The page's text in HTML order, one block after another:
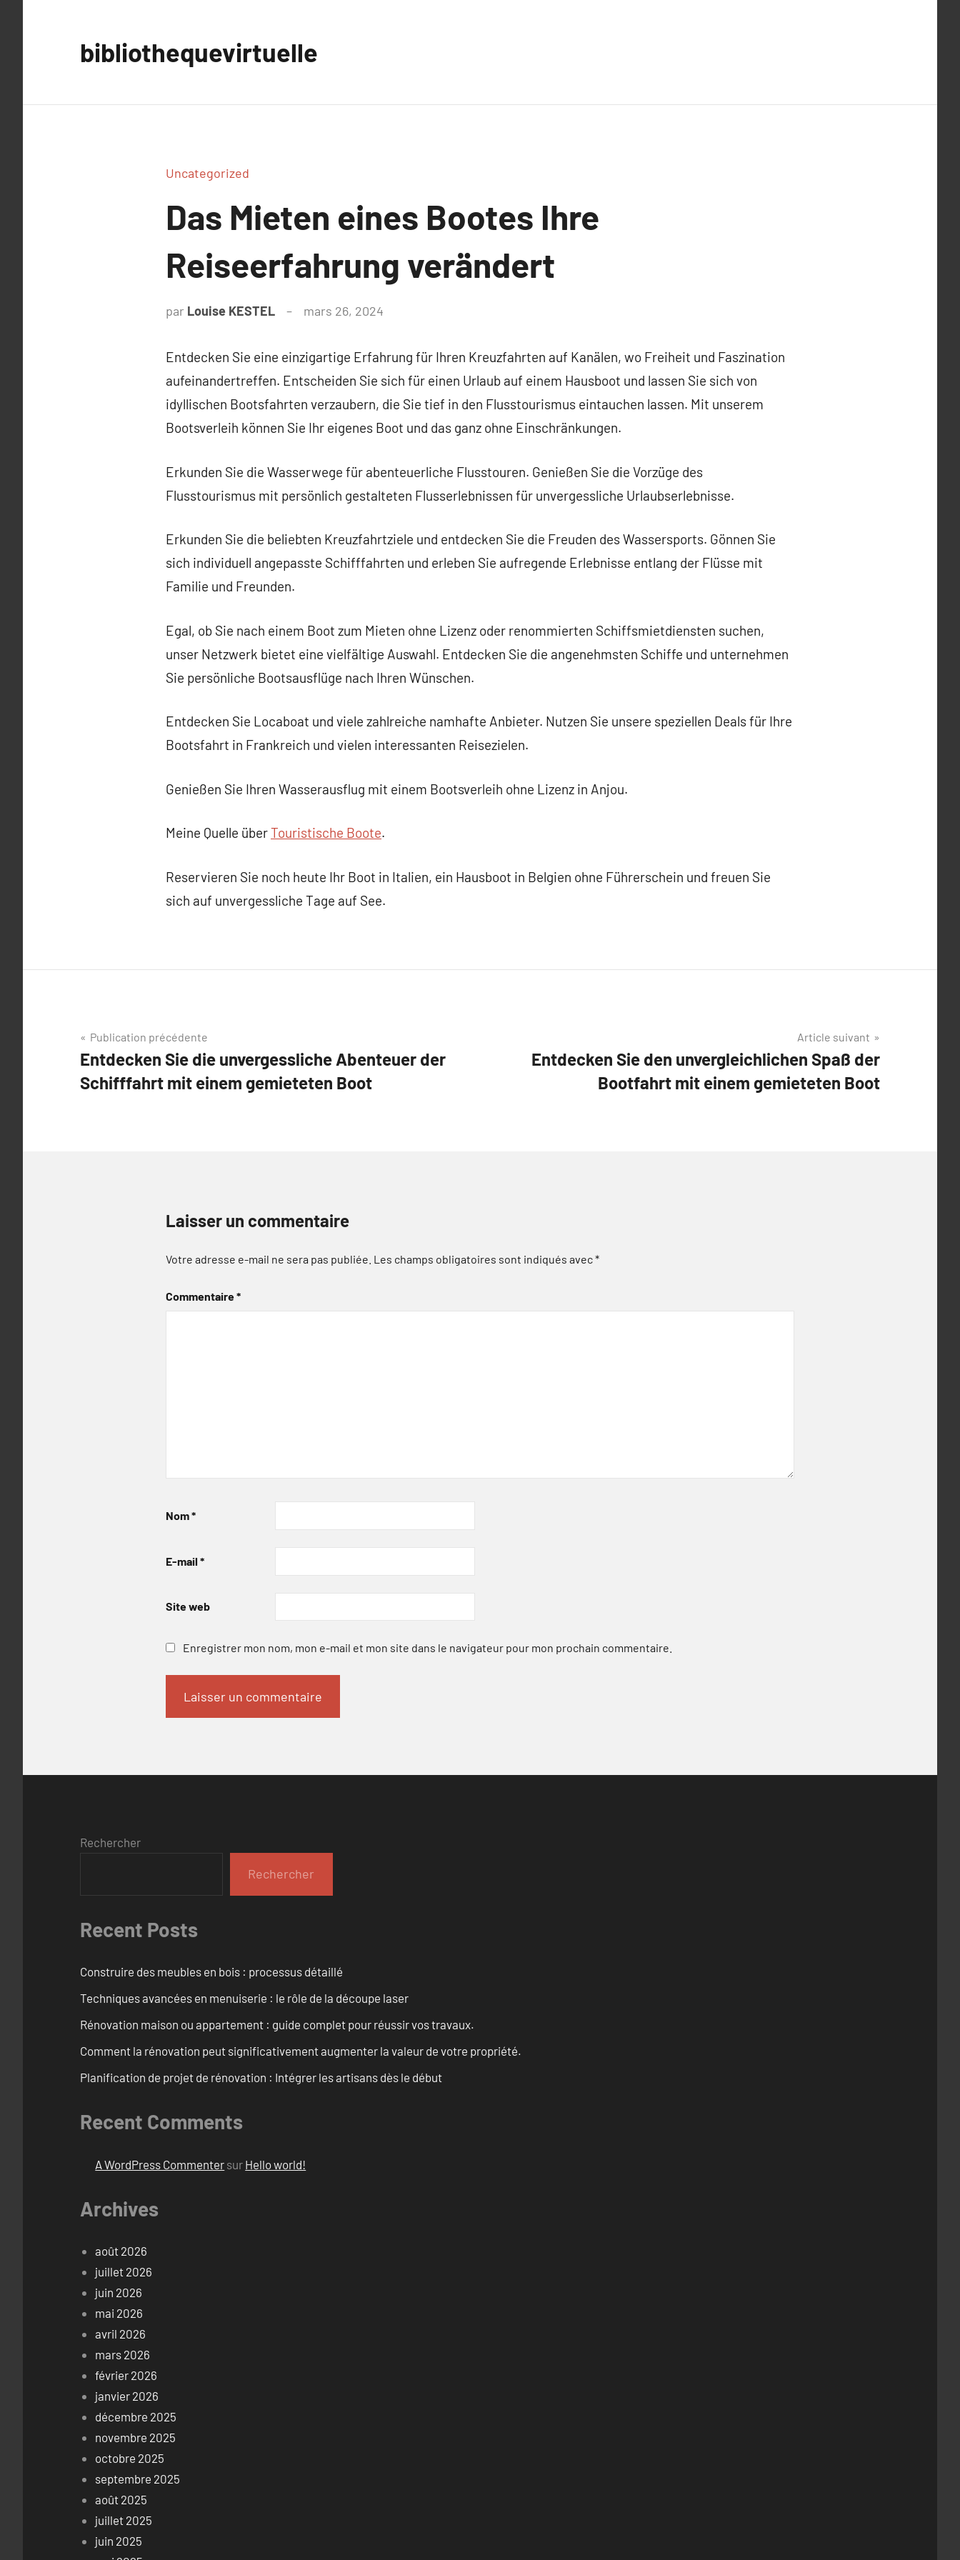
bibliothequevirtuelle
Uncategorized
Das Mieten eines Bootes Ihre
Reiseerfahrung verändert
par Louise KESTEL mars 26, 2024
Entdecken Sie eine einzigartige Erfahrung für Ihren Kreuzfahrten auf Kanälen, wo Freiheit und Faszination
aufeinandertreffen. Entscheiden Sie sich für einen Urlaub auf einem Hausboot und lassen Sie sich von
idyllischen Bootsfahrten verzaubern, die Sie tief in den Flusstourismus eintauchen lassen. Mit unserem
Bootsverleih können Sie Ihr eigenes Boot und das ganz ohne Einschränkungen.
Erkunden Sie die Wasserwege für abenteuerliche Flusstouren. Genießen Sie die Vorzüge des
Flusstourismus mit persönlich gestalteten Flusserlebnissen für unvergessliche Urlaubserlebnisse.
Erkunden Sie die beliebten Kreuzfahrtziele und entdecken Sie die Freuden des Wassersports. Gönnen Sie
sich individuell angepasste Schifffahrten und erleben Sie aufregende Erlebnisse entlang der Flüsse mit
Familie und Freunden.
Egal, ob Sie nach einem Boot zum Mieten ohne Lizenz oder renommierten Schiffsmietdiensten suchen,
unser Netzwerk bietet eine vielfältige Auswahl. Entdecken Sie die angenehmsten Schiffe und unternehmen
Sie persönliche Bootsausflüge nach Ihren Wünschen.
Entdecken Sie Locaboat und viele zahlreiche namhafte Anbieter. Nutzen Sie unsere speziellen Deals für Ihre
Bootsfahrt in Frankreich und vielen interessanten Reisezielen.
Genießen Sie Ihren Wasserausflug mit einem Bootsverleih ohne Lizenz in Anjou.
Meine Quelle überTouristische Boote.
Reservieren Sie noch heute Ihr Boot in Italien, ein Hausboot in Belgien ohne Führerschein und freuen Sie
sich auf unvergessliche Tage auf See.
Navigation
de
l’article
Publication précédente
Entdecken Sie die unvergessliche Abenteuer der
Schifffahrt mit einem gemieteten Boot
Article suivant
Entdecken Sie den unvergleichlichen Spaß der
Bootfahrt mit einem gemieteten Boot
Laisser un commentaire
Votre adresse e-mail ne sera pas publiée. Les champs obligatoires sont indiqués avec*
Commentaire*
Nom*
E-mail *
Site web
Enregistrer mon nom, mon e-mail et mon site dans le navigateur pour mon prochain commentaire.
Rechercher
Rechercher
Recent Posts
Construire des meubles en bois : processus détaillé
Techniques avancées en menuiserie : le rôle de la découpe laser
Rénovation maison ou appartement : guide complet pour réussir vos travaux.
Comment la rénovation peut significativement augmenter la valeur de votre propriété.
Planification de projet de rénovation : Intégrer les artisans dès le début
Recent Comments
A WordPress Commenter sur Hello world!
Archives
août 2026
juillet 2026
juin 2026
mai 2026
avril 2026
mars 2026
février 2026
janvier 2026
décembre 2025
novembre 2025
octobre 2025
septembre 2025
août 2025
juillet 2025
juin 2025